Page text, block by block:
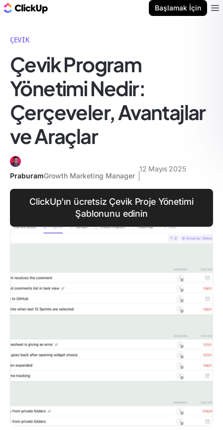
Başlamak İçin
ÇEVIK
Çevik Program
Yönetimi Nedir:
Çerçeveler, Avantajlar
ve Araçlar
PraburamGrowth Marketing Manager
12 Mayıs 2025
ClickUp'ın ücretsiz Çevik Proje Yönetimi
Şablonunu edinin